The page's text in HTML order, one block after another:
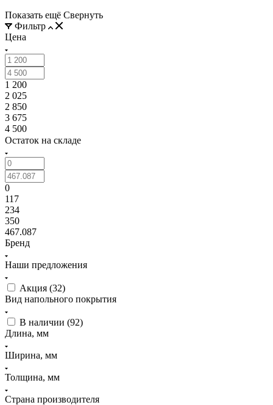
Показать ещё Свернуть
Фильтр
Цена
1 200
2 025
2 850
3 675
4 500
Остаток на складе
0
117
234
350
467.087
Бренд
Наши предложения
Акция (32)
Вид напольного покрытия
В наличии (92)
Длина, мм
Ширина, мм
Толщина, мм
Страна производителя